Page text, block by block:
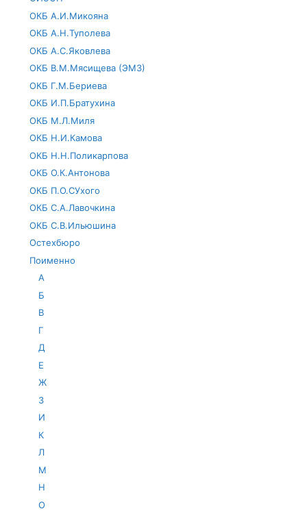
ОКБ А.И.Микояна
ОКБ А.Н.Туполева
ОКБ А.С.Яковлева
ОКБ В.М.Мясищева (ЭМЗ)
ОКБ Г.М.Бериева
ОКБ И.П.Братухина
ОКБ М.Л.Миля
ОКБ Н.И.Камова
ОКБ Н.Н.Поликарпова
ОКБ О.К.Антонова
ОКБ П.О.СУхого
ОКБ С.А.Лавочкина
ОКБ С.В.Ильюшина
Остехбюро
Поименно
А
Б
В
Г
Д
Е
Ж
З
И
К
Л
М
Н
О